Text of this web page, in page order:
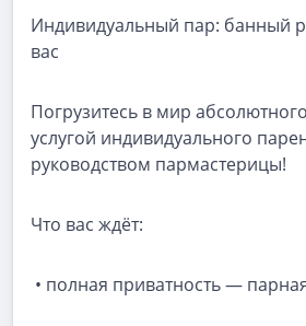
Индивидуальный пар: банный
вас
Погрузитесь в мир
услугой индивидуального
руководством пармастерицы!
Что вас ждёт:
• полная приватность —